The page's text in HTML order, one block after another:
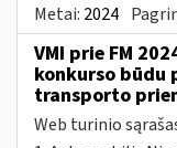
Metai: 2024
VMI prie FM
konkurso būdu
transporto
Web turinio